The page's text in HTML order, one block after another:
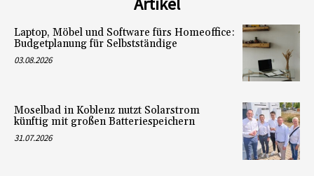
Laptop, Möbel und Software fürs Homeoffice:
Budgetplanung für Selbstständige
03.08.2026
Moselbad in Koblenz nutzt Solarstrom
künftig mit großen Batteriespeichern
31.07.2026